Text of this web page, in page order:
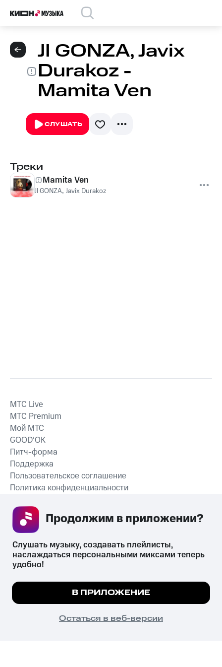
JI GONZA, Javix
Durakoz -
Mamita Ven
СЛУШАТЬ
Треки
Mamita Ven
JI GONZA, Javix Durakoz
СКАЧАТЬ ПРИЛОЖЕНИЕ
MTС Live
MTС Premium
Мой МТС
GOOD’OK
Питч-форма
Поддержка
Пользовательское соглашение
Политика конфиденциальности
психотропных веществ, их аналогов причиняет вред здоровью,
их незаконный оборот запрещён и влечёт установленную
законодательством ответственность.
© 2026 ООО «КИОН».
Все права защищены
Мы используем куки, чтобы на сайте все
Подробнее
ПОНЯТНО
Слушать музыку, создавать плейлисты,
наслаждаться персональными миксами теперь
удобно!
В ПРИЛОЖЕНИЕ
Остаться в веб-версии